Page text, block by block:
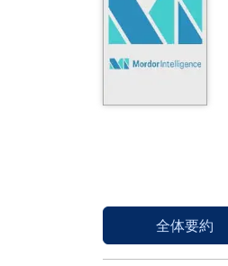
全体要約